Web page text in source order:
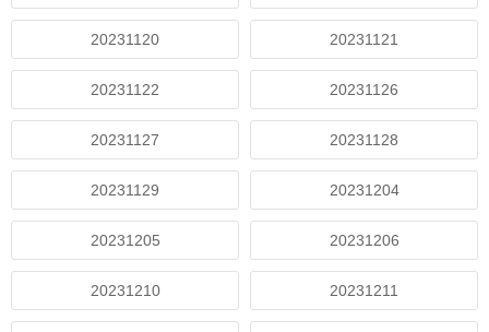
20231120 20231121
20231122 20231126
20231127 20231128
20231129 20231204
20231205 20231206
20231210 20231211